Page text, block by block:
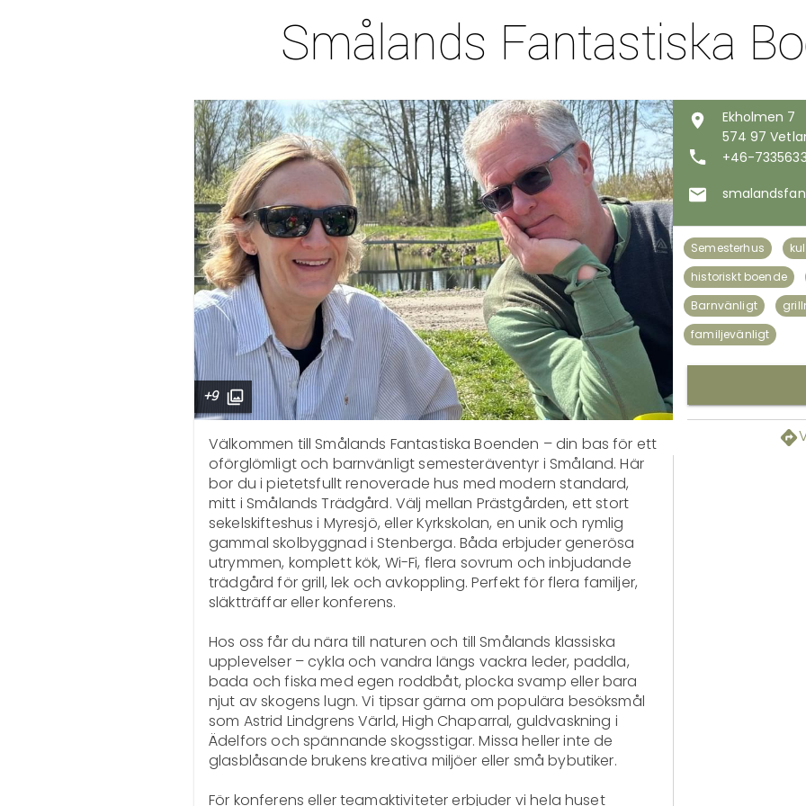
Smålands Fantastiska
+9
Ekholmen 7
574 97
+46-
Semesterhus
historiskt boende
Barnvänligt
familjevänligt
Välkommen till Smålands Fantastiska Boenden – din bas för ett
oförglömligt och barnvänligt semesteräventyr i Småland. Här
bor du i pietetsfullt renoverade hus med modern standard,
mitt i Smålands Trädgård. Välj mellan Prästgården, ett stort
sekelskifteshus i Myresjö, eller Kyrkskolan, en unik och rymlig
gammal skolbyggnad i Stenberga. Båda erbjuder generösa
utrymmen, komplett kök, Wi-Fi, flera sovrum och inbjudande
trädgård för grill, lek och avkoppling. Perfekt för flera familjer,
släktträffar eller konferens.
Hos oss får du nära till naturen och till Smålands klassiska
upplevelser – cykla och vandra längs vackra leder, paddla,
bada och fiska med egen roddbåt, plocka svamp eller bara
njut av skogens lugn. Vi tipsar gärna om populära besöksmål
som Astrid Lindgrens Värld, High Chaparral, guldvaskning i
Ädelfors och spännande skogsstigar. Missa heller inte de
glasblåsande brukens kreativa miljöer eller små bybutiker.
För konferens eller teamaktiviteter erbjuder vi hela huset